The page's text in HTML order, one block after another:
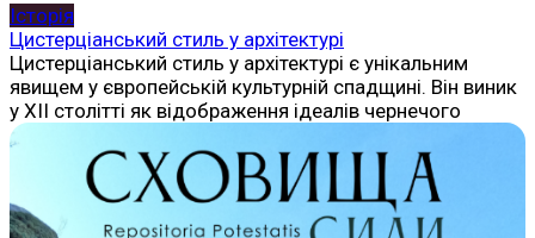
Історія
Цистерціанський стиль у архітектурі
Цистерціанський стиль у архітектурі є унікальним
явищем у європейській культурній спадщині. Він виник
у XII столітті як відображення ідеалів чернечого